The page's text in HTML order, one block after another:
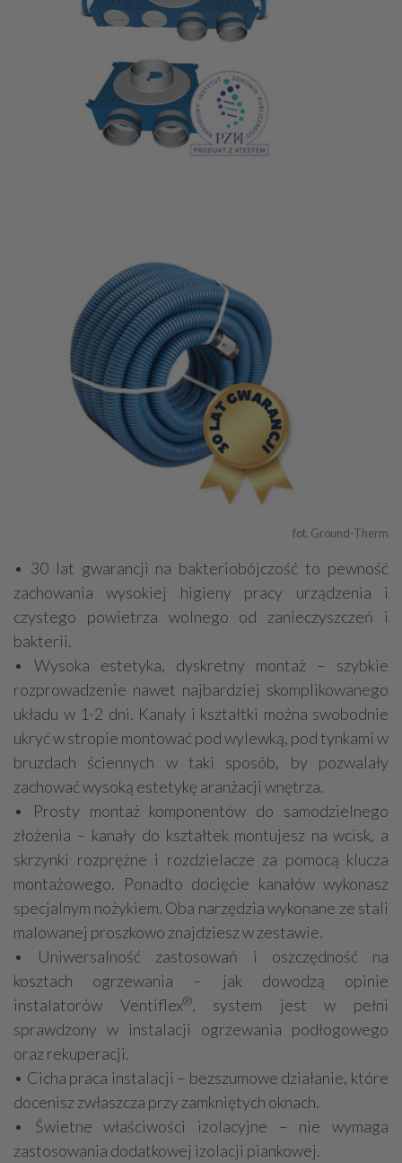
fot. Ground-Therm
• 30 lat gwarancji na bakteriobójczość to pewność
zachowania wysokiej higieny pracy urządzenia i
czystego powietrza wolnego od zanieczyszczeń i
bakterii.
• Wysoka estetyka, dyskretny montaż – szybkie
rozprowadzenie nawet najbardziej skomplikowanego
układu w 1-2 dni. Kanały i kształtki można swobodnie
ukryć w stropie montować pod wylewką, pod tynkami w
bruzdach ściennych w taki sposób, by pozwalały
zachować wysoką estetykę aranżacji wnętrza.
• Prosty montaż komponentów do samodzielnego
złożenia – kanały do kształtek montujesz na wcisk, a
skrzynki rozprężne i rozdzielacze za pomocą klucza
montażowego. Ponadto docięcie kanałów wykonasz
specjalnym nożykiem. Oba narzędzia wykonane ze stali
malowanej proszkowo znajdziesz w zestawie.
• Uniwersalność zastosowań i oszczędność na
kosztach ogrzewania – jak dowodzą opinie
instalatorów Ventiflex®, system jest w pełni
sprawdzony w instalacji ogrzewania podłogowego
oraz rekuperacji.
• Cicha praca instalacji – bezszumowe działanie, które
docenisz zwłaszcza przy zamkniętych oknach.
• Świetne właściwości izolacyjne – nie wymaga
zastosowania dodatkowej izolacji piankowej.